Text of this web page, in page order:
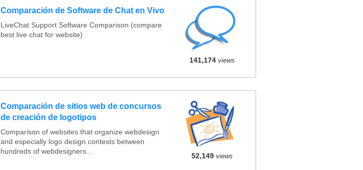
Comparación de Software de Chat en Vivo
LiveChat Support Software Comparison (compare
best live chat for website)
141,174 views
Comparación de sitios web de concursos
de creación de logotipos
Comparison of websites that organize webdesign
and especially logo design contests between
hundreds of webdesigners...
52,149 views